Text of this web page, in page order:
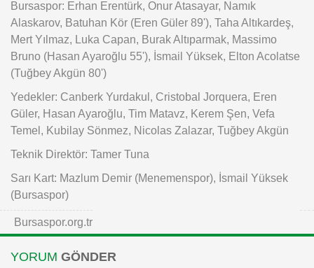
Bursaspor: Erhan Erentürk, Onur Atasayar, Namık
Alaskarov, Batuhan Kör (Eren Güler 89'), Taha Altıkardeş,
Mert Yılmaz, Luka Capan, Burak Altıparmak, Massimo
Bruno (Hasan Ayaroğlu 55'), İsmail Yüksek, Elton Acolatse
(Tuğbey Akgün 80')
Yedekler: Canberk Yurdakul, Cristobal Jorquera, Eren
Güler, Hasan Ayaroğlu, Tim Matavz, Kerem Şen, Vefa
Temel, Kubilay Sönmez, Nicolas Zalazar, Tuğbey Akgün
Teknik Direktör: Tamer Tuna
Sarı Kart: Mazlum Demir (Menemenspor), İsmail Yüksek
(Bursaspor)
Bursaspor.org.tr
YORUM GÖNDER